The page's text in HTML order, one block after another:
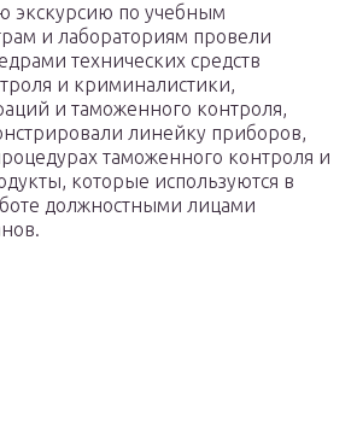
экскурсию по учебным
и лабораториям провели
технических средств
и криминалистики,
и таможенного контроля,
линейку приборов,
таможенного контроля и
которые используются в
должностными лицами